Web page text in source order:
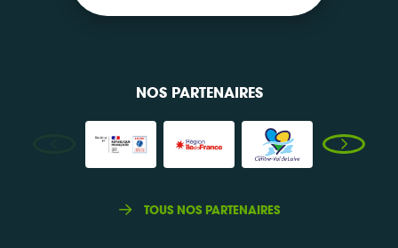
NOS PARTENAIRES
TOUS NOS PARTENAIRES